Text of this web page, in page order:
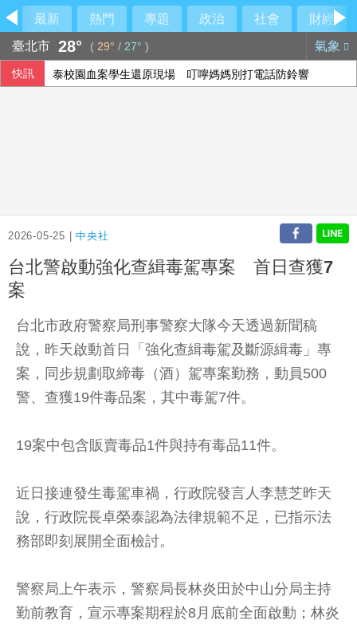
最新 熱門 專題 政治 社會
財經
臺北市 28° ( 29° / 27° ) 氣象
快訊 泰校園血案學生還原現場 叮嚀媽媽別打電話防鈴響
2026-05-25 |中央社
台北警啟動強化查緝毒駕專案 首日查獲7
案
台北市政府警察局刑事警察大隊今天透過新聞稿
說，昨天啟動首日「強化查緝毒駕及斷源緝毒」專
案，同步規劃取締毒（酒）駕專案勤務，動員500
警、查獲19件毒品案，其中毒駕7件。
19案中包含販賣毒品1件與持有毒品11件。
近日接連發生毒駕車禍，行政院發言人李慧芝昨天
說，行政院長卓榮泰認為法律規範不足，已指示法
務部即刻展開全面檢討。
警察局上午表示，警察局長林炎田於中山分局主持
勤前教育，宣示專案期程於8月底前全面啟動；林炎